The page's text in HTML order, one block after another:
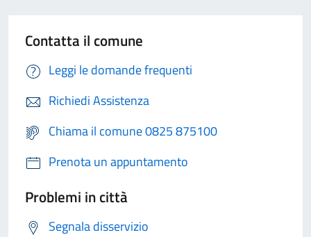
Contatta il comune
Leggi le domande frequenti
Richiedi Assistenza
Chiama il comune 0825 875100
Prenota un appuntamento
Problemi in città
Segnala disservizio